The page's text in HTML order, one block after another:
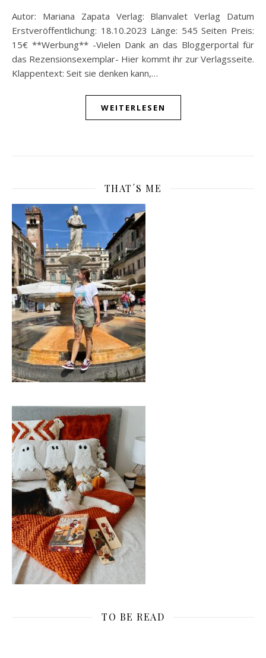
Autor: Mariana Zapata Verlag: Blanvalet Verlag Datum
Erstveröffentlichung: 18.10.2023 Länge: 545 Seiten Preis:
15€ **Werbung** -Vielen Dank an das Bloggerportal für
das Rezensionsexemplar- Hier kommt ihr zur Verlagsseite.
Klappentext: Seit sie denken kann,…
WEITERLESEN
THAT´S ME
TO BE READ